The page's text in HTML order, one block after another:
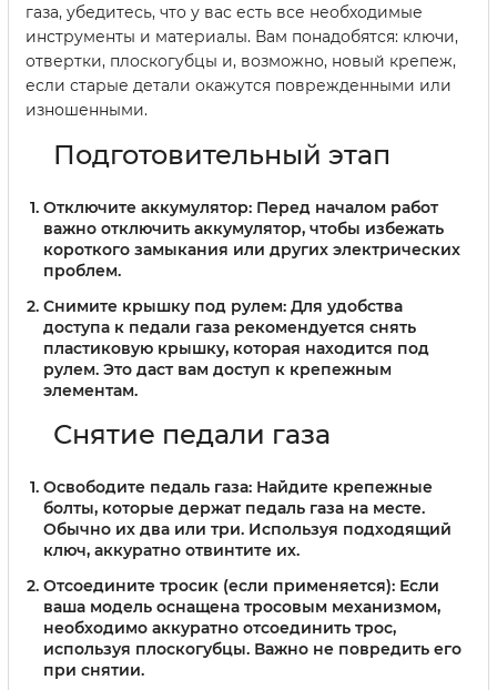
газа, убедитесь, что у вас есть все необходимые
инструменты и материалы. Вам понадобятся: ключи,
отвертки, плоскогубцы и, возможно, новый крепеж,
если старые детали окажутся поврежденными или
изношенными.
Подготовительный этап
Отключите аккумулятор: Перед началом работ
важно отключить аккумулятор, чтобы избежать
короткого замыкания или других электрических
проблем.
Снимите крышку под рулем: Для удобства
доступа к педали газа рекомендуется снять
пластиковую крышку, которая находится под
рулем. Это даст вам доступ к крепежным
элементам.
Снятие педали газа
Освободите педаль газа: Найдите крепежные
болты, которые держат педаль газа на месте.
Обычно их два или три. Используя подходящий
ключ, аккуратно отвинтите их.
Отсоедините тросик (если применяется): Если
ваша модель оснащена тросовым механизмом,
необходимо аккуратно отсоединить трос,
используя плоскогубцы. Важно не повредить его
при снятии.